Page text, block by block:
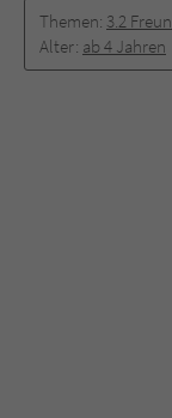
Themen: 3.2
Alter: ab 4 Jahren